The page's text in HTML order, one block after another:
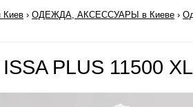
Киев ›ОДЕЖДА, АКСЕССУАРЫ в Киеве ›
PLUS 11500